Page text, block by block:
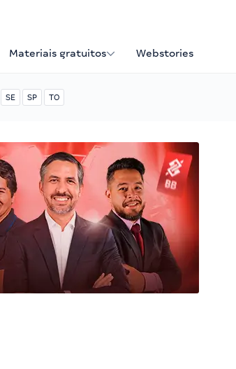
Materiais gratuitos Webstories
SE SP TO